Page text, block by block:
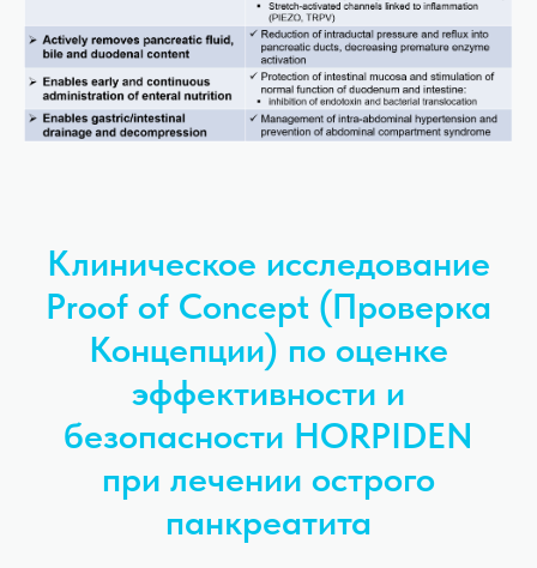
Клиническое исследование
Proof of Concept (Проверка
Концепции) по оценке
эффективности и
безопасности HORPIDEN
при лечении острого
панкреатита